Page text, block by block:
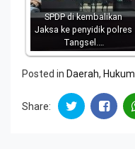
SPDP di kembalikan
Jaksa ke penyidik polres
Tangsel.…
Posted in Daerah, Hukum
Share: